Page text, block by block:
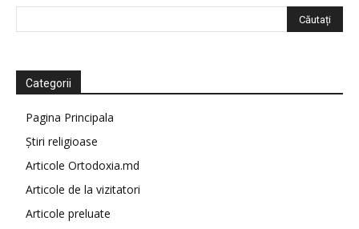
Categorii
Pagina Principala
Știri religioase
Articole Ortodoxia.md
Articole de la vizitatori
Articole preluate